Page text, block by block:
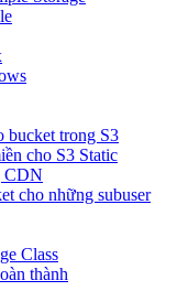
bucket trong S3
cho S3 Static
CDN
cho những subuser
Class
thành